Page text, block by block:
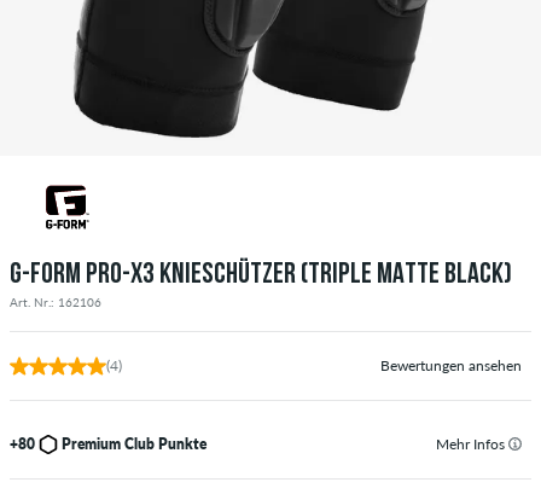
G-FORM PRO-X3 KNIESCHÜTZER (TRIPLE MATTE BLACK)
Art. Nr.: 162106
(4) Bewertungen ansehen
+80 Premium Club Punkte Mehr Infos